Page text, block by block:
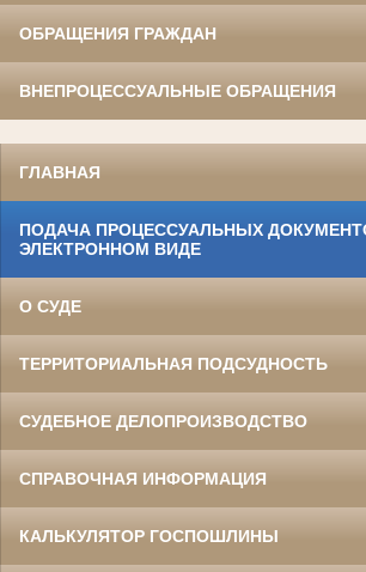
ОБРАЩЕНИЯ ГРАЖДАН
ВНЕПРОЦЕССУАЛЬНЫЕ ОБРАЩЕНИЯ
ГЛАВНАЯ
ПОДАЧА ПРОЦЕССУАЛЬНЫХ
ЭЛЕКТРОННОМ ВИДЕ
О СУДЕ
ТЕРРИТОРИАЛЬНАЯ ПОДСУДНОСТЬ
СУДЕБНОЕ ДЕЛОПРОИЗВОДСТВО
СПРАВОЧНАЯ ИНФОРМАЦИЯ
КАЛЬКУЛЯТОР ГОСПОШЛИНЫ